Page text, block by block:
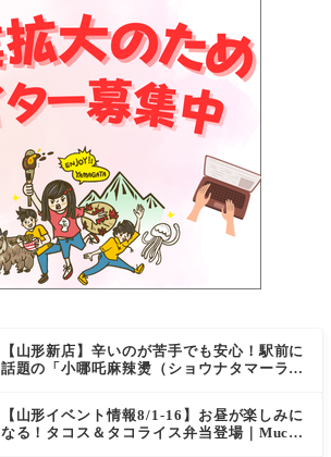
【山形新店】辛いのが苦手でも安心！駅前に
話題の「小哪吒麻辣燙（ショウナタマーラー
【山形イベント情報8/1-16】お昼が楽しみに
なる！タコス＆タコライス弁当登場｜Mucha